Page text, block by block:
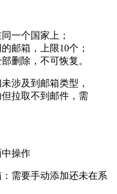
一个国家上；
邮箱，上限10个；
删除，不可恢复。
涉及到邮箱类型，
拉取不到邮件，需
操作
需要手动添加还未在系